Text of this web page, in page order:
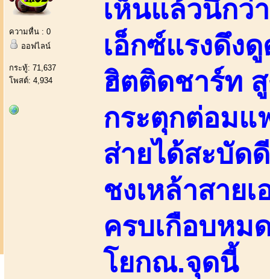
ความหื่น : 0
ออฟไลน์
กระทู้: 71,637
โพสต์: 4,934
เห็นแล้วนึกว่
เอ็กซ์แรงดึง
ฮิตติดชาร์ท
กระตุกต่อมแ
ส่ายได้สะบัด
ชงเหล้าสาย
ครบเกือบหม
โยกณ.จุดนี้